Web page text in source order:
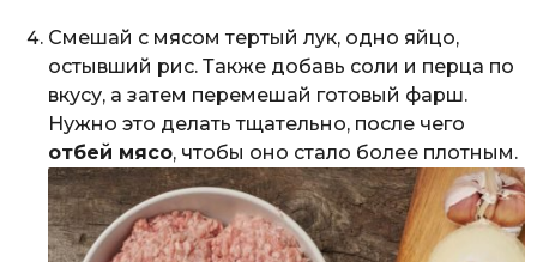
Смешай с мясом тертый лук, одно яйцо,
остывший рис. Также добавь соли и перца по
вкусу, а затем перемешай готовый фарш.
Нужно это делать тщательно, после чего
отбей мясо, чтобы оно стало более плотным.